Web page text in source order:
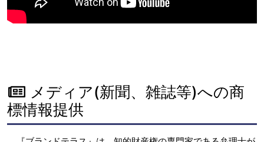
メディア(新聞、雑誌等)への商
標情報提供